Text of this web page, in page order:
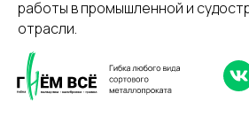
работы в промышленной и
отрасли.